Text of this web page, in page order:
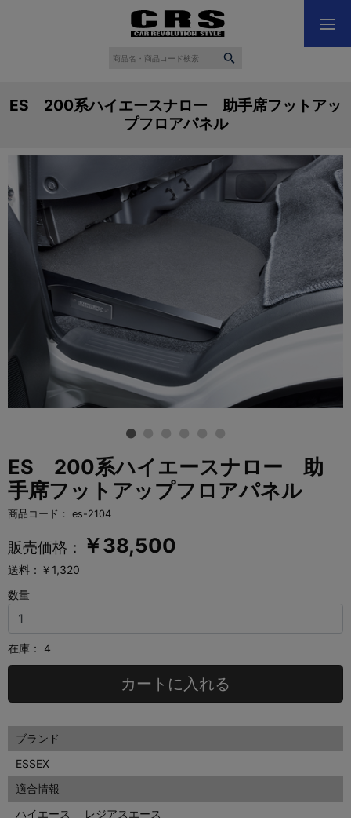
ES 200系ハイエースナロー 助手席フットアッ
プフロアパネル
ES 200系ハイエースナロー 助
手席フットアップフロアパネル
商品コード： es-2104
販売価格： ￥38,500
送料：￥1,320
数量
在庫： 4
カートに入れる
ブランド
ESSEX
適合情報
ハイエース レジアスエース